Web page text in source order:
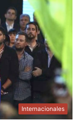
Internacionales